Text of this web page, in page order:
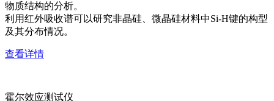
物质结构的分析。
利用红外吸收谱可以研究非晶硅、微晶硅材料中Si-H键的构型
及其分布情况。
查看详情
霍尔效应测试仪